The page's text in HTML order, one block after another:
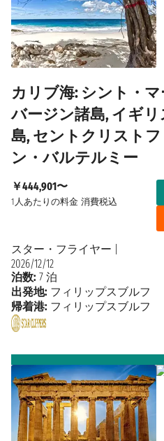
カリブ海: シント・
バージン諸島, イギ
島, セントクリスト
ン・バルテルミー
￥444,901〜
1人あたりの料金 消費税込
スター・フライヤー
2026/12/12
泊数: 7 泊
出発地: フィリップスブルフ
帰着港: フィリップスブルフ